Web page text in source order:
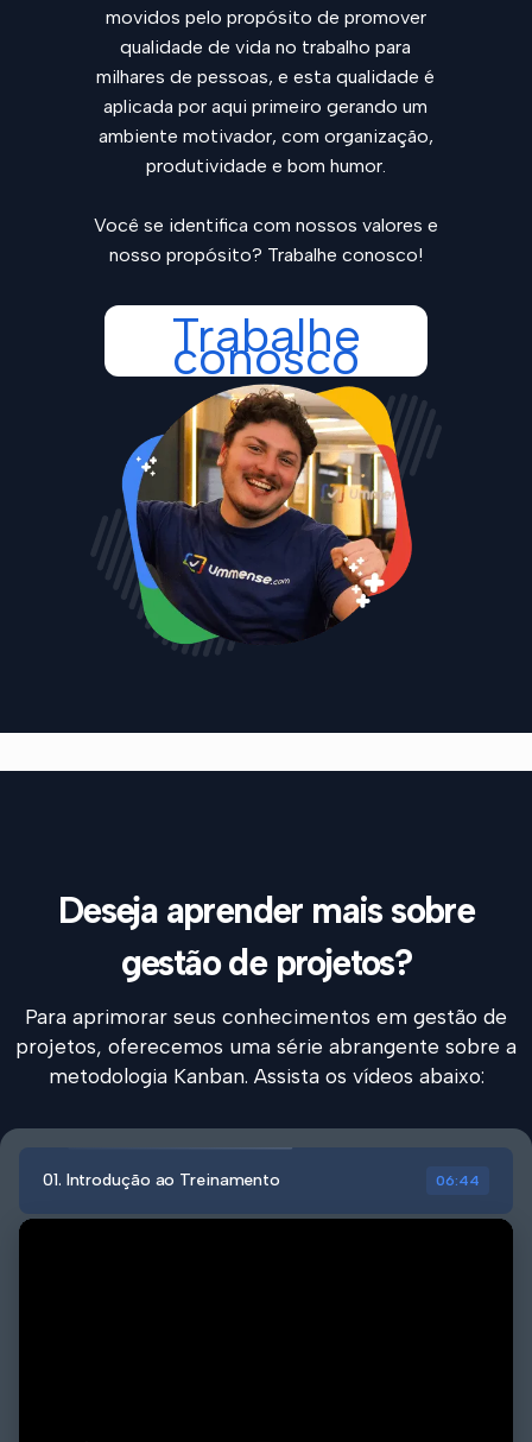
movidos pelo propósito de promover
qualidade de vida no trabalho para
milhares de pessoas, e esta qualidade é
aplicada por aqui primeiro gerando um
ambiente motivador, com organização,
produtividade e bom humor.
Você se identifica com nossos valores e
nosso propósito? Trabalhe conosco!
Trabalhe
conosco
Deseja aprender mais sobre
gestão de projetos?
Para aprimorar seus conhecimentos em gestão de
projetos, oferecemos uma série abrangente sobre a
metodologia Kanban. Assista os vídeos abaixo:
01. Introdução ao Treinamento 06:44